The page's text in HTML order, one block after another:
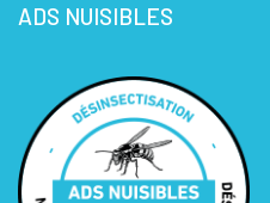
ADS NUISIBLES